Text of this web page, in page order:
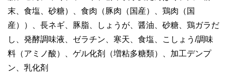
末、食塩、砂糖）、食肉（豚肉（国産）、鶏肉（国
産））、長ネギ、豚脂、しょうが、醤油、砂糖、鶏ガラだ
し、発酵調味液、ゼラチン、寒天、食塩、こしょう/調味
料（アミノ酸）、ゲル化剤（増粘多糖類）、加工デンプ
ン、乳化剤